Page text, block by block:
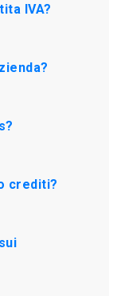
IVA?
crediti?